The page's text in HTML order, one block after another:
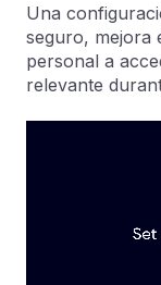
Una
seguro, mejora
personal a
relevante